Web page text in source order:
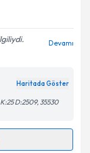
Aydınlatma
belirtilen
Devamı
Haritada Göster
D:2509, 35530